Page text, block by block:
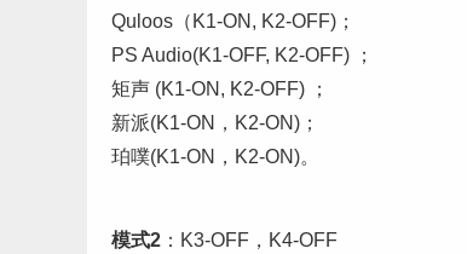
Quloos（K1-ON, K2-OFF)；
PS Audio(K1-OFF, K2-OFF) ；
矩声 (K1-ON, K2-OFF) ；
新派(K1-ON，K2-ON)；
珀噗(K1-ON，K2-ON)。
模式2 ：K3-OFF，K4-OFF